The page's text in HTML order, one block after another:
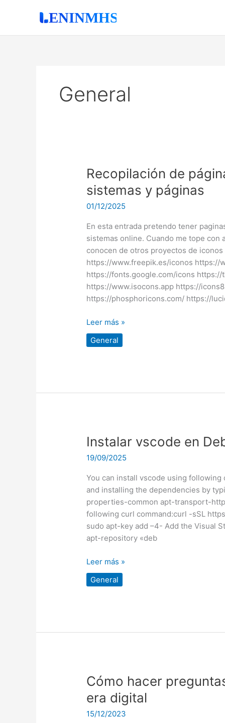
General
Recopilación de
sistemas y páginas
01/12/2025
En esta entrada pretendo tener
sistemas online. Cuando me tope
conocen de otros proyectos de
https://www.freepik.es/iconos https://
https://fonts.google.com/icons
https://www.isocons.app https://
https://phosphoricons.com/ https://
Recopilación
de
páginas
web
iconos
para
sistemas
y
páginas
Leer más »
General
Instalar vscode en
19/09/2025
You can install vscode using
and installing the dependencies by
properties-common apt-transport-
following curl command:curl -sSL
sudo apt-key add –4- Add the Visual
apt-repository «deb
Instalar
en
Debian
Leer más »
General
Cómo hacer
era digital
15/12/2023
Cómo
preguntas
de